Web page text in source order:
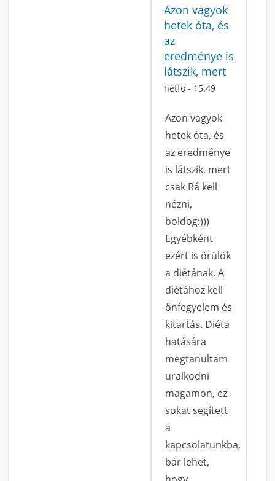
Azon vagyok
hetek óta, és
az
eredménye is
látszik, mert
hétfő - 15:49
Azon vagyok
hetek óta, és
az eredménye
is látszik, mert
csak Rá kell
nézni,
boldog:)))
Egyébként
ezért is örülök
a diétának. A
diétához kell
önfegyelem és
kitartás. Diéta
hatására
megtanultam
uralkodni
magamon, ez
sokat segített
a
kapcsolatunkba,
bár lehet,